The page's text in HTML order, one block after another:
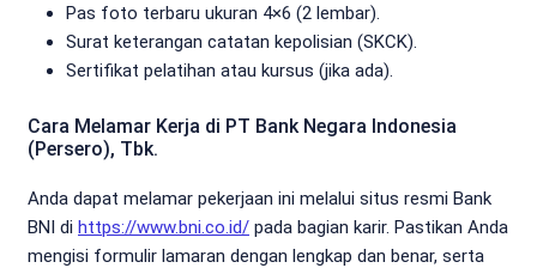
Pas foto terbaru ukuran 4×6 (2 lembar).
Surat keterangan catatan kepolisian (SKCK).
Sertifikat pelatihan atau kursus (jika ada).
Cara Melamar Kerja di PT Bank Negara Indonesia
(Persero), Tbk.
Anda dapat melamar pekerjaan ini melalui situs resmi Bank
BNI di https://www.bni.co.id/ pada bagian karir. Pastikan Anda
mengisi formulir lamaran dengan lengkap dan benar, serta